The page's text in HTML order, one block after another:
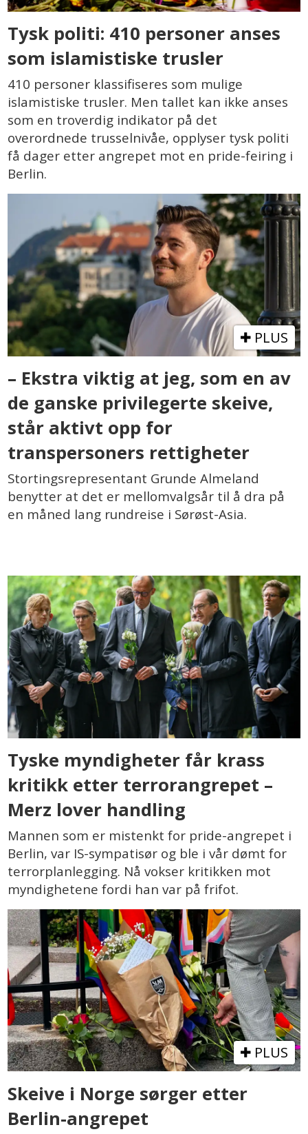
Tysk politi: 410 personer anses
som islamistiske trusler
410 personer klassifiseres som mulige
islamistiske trusler. Men tallet kan ikke anses
som en troverdig indikator på det
overordnede trusselnivåe, opplyser tysk politi
få dager etter angrepet mot en pride-feiring i
Berlin.
PLUS
– Ekstra viktig at jeg, som en av
de ganske privilegerte skeive,
står aktivt opp for
transpersoners rettigheter
Stortingsrepresentant Grunde Almeland
benytter at det er mellomvalgsår til å dra på
en måned lang rundreise i Sørøst-Asia.
Tyske myndigheter får krass
kritikk etter terrorangrepet –
Merz lover handling
Mannen som er mistenkt for pride-angrepet i
Berlin, var IS-sympatisør og ble i vår dømt for
terrorplanlegging. Nå vokser kritikken mot
myndighetene fordi han var på frifot.
PLUS
Skeive i Norge sørger etter
Berlin-angrepet